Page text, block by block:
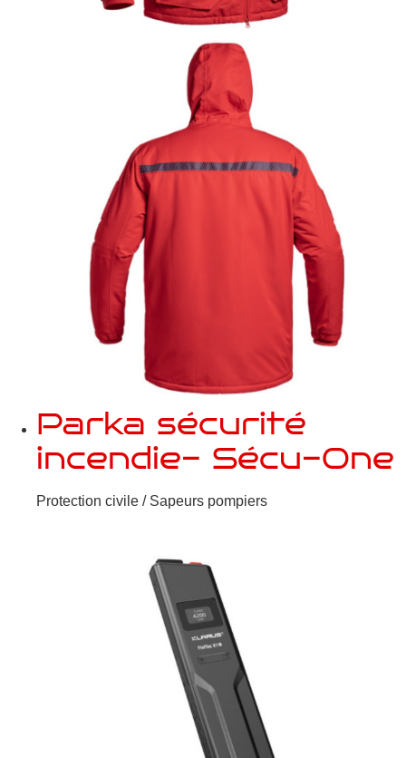
Parka sécurité
incendie- Sécu-One
Protection civile / Sapeurs pompiers